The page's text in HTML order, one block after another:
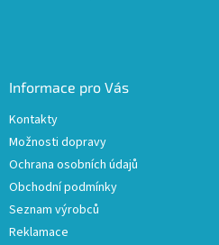
Informace pro Vás
Kontakty
Možnosti dopravy
Ochrana osobních údajů
Obchodní podmínky
Seznam výrobců
Reklamace